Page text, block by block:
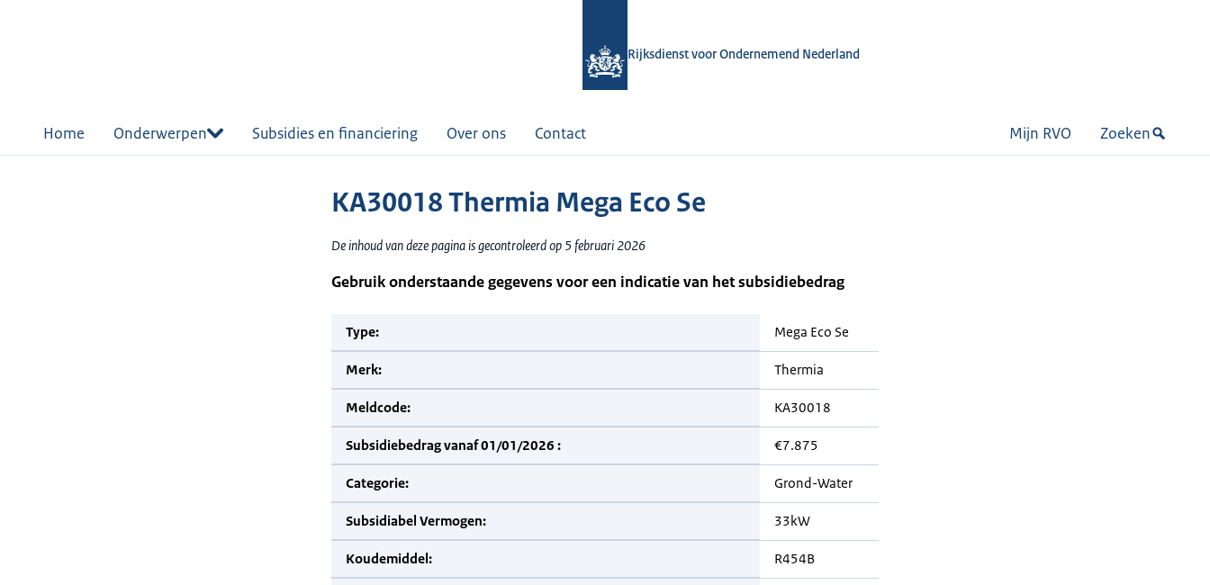
Rijksdienst voor Ondernemend Nederland
Home Onderwerpen Subsidies en financiering Over ons Contact Mijn RVO Zoeken
KA30018 Thermia Mega Eco Se
De inhoud van deze pagina is gecontroleerd op 5 februari 2026
Gebruik onderstaande gegevens voor een indicatie van het subsidiebedrag
Type: Mega Eco Se
Merk: Thermia
Meldcode: KA30018
Subsidiebedrag vanaf 01/01/2026 : €7.875
Categorie: Grond-Water
Subsidiabel Vermogen: 33kW
Koudemiddel: R454B